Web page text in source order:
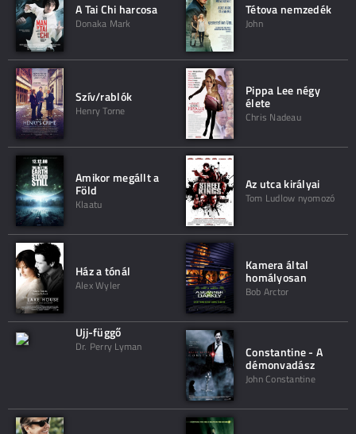
A Tai Chi harcosa
Donaka Mark
Tétova nemzedék
John
Szív/rablók
Henry Torne
Pippa Lee négy
élete
Chris Nadeau
Amikor megállt a
Föld
Klaatu
Az utca királyai
Tom Ludlow nyomozó
Ház a tónál
Alex Wyler
Kamera által
homályosan
Bob Arctor
Ujj-függő
Dr. Perry Lyman Constantine - A
démonvadász
John Constantine